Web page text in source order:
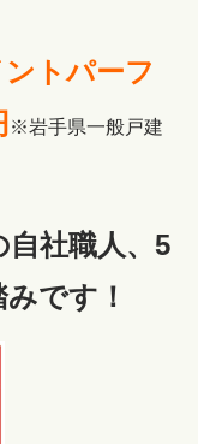
トパーフ
※岩手県一般戸建
社職人、5
です！